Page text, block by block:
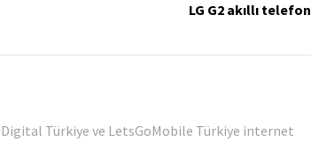
LG G2 akıllı telefon
Türkiye ve LetsGoMobile Türkiye internet